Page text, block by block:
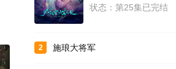
状态：第25集已完结
2 施琅大将军